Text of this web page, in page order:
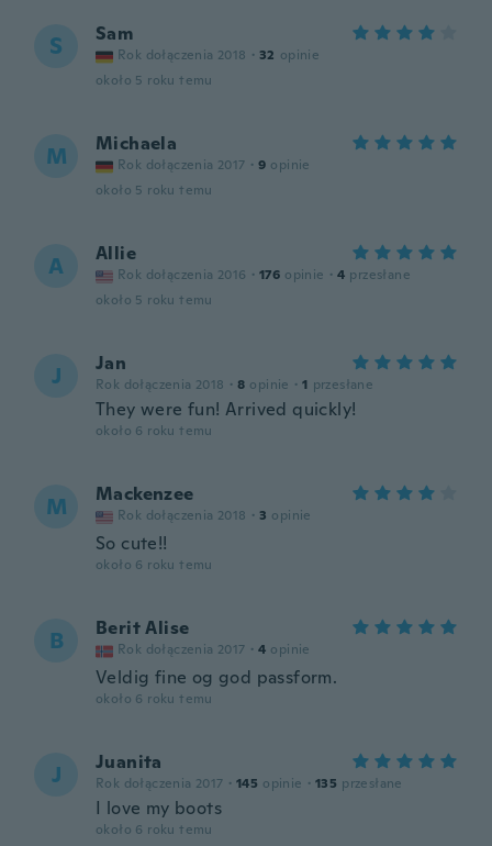
S Sam
Rok dołączenia 2018 · 32 opinie
około 5 roku temu
M Michaela
Rok dołączenia 2017 · 9 opinie
około 5 roku temu
A Allie
Rok dołączenia 2016 · 176 opinie · 4 przesłane
około 5 roku temu
J Jan
Rok dołączenia 2018 · 8 opinie · 1 przesłane
They were fun! Arrived quickly!
około 6 roku temu
M Mackenzee
Rok dołączenia 2018 · 3 opinie
So cute!!
około 6 roku temu
B Berit Alise
Rok dołączenia 2017 · 4 opinie
Veldig fine og god passform.
około 6 roku temu
J Juanita
Rok dołączenia 2017 · 145 opinie · 135 przesłane
I love my boots
około 6 roku temu